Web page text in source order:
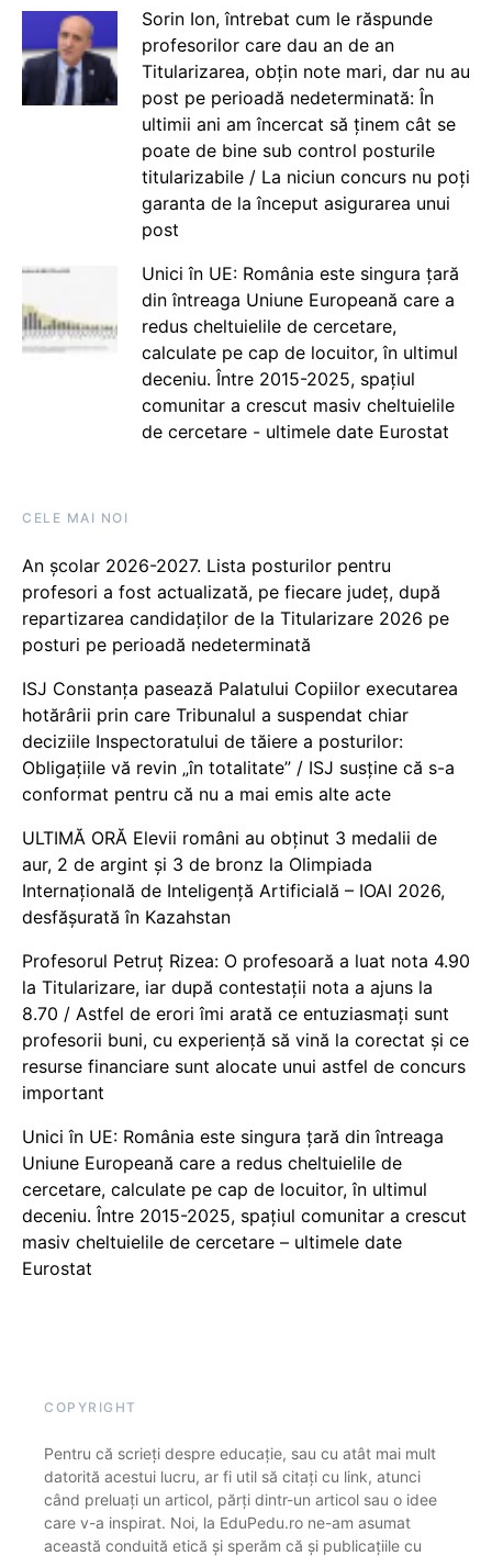
Sorin Ion, întrebat cum le răspunde
profesorilor care dau an de an
Titularizarea, obțin note mari, dar nu au
post pe perioadă nedeterminată: În
ultimii ani am încercat să ținem cât se
poate de bine sub control posturile
titularizabile / La niciun concurs nu poți
garanta de la început asigurarea unui
post
Unici în UE: România este singura țară
din întreaga Uniune Europeană care a
redus cheltuielile de cercetare,
calculate pe cap de locuitor, în ultimul
deceniu. Între 2015-2025, spațiul
comunitar a crescut masiv cheltuielile
de cercetare - ultimele date Eurostat
CELE MAI NOI
An școlar 2026-2027. Lista posturilor pentru
profesori a fost actualizată, pe fiecare județ, după
repartizarea candidaților de la Titularizare 2026 pe
posturi pe perioadă nedeterminată
ISJ Constanța pasează Palatului Copiilor executarea
hotărârii prin care Tribunalul a suspendat chiar
deciziile Inspectoratului de tăiere a posturilor:
Obligațiile vă revin „în totalitate” / ISJ susține că s-a
conformat pentru că nu a mai emis alte acte
ULTIMĂ ORĂ Elevii români au obținut 3 medalii de
aur, 2 de argint și 3 de bronz la Olimpiada
Internațională de Inteligență Artificială – IOAI 2026,
desfășurată în Kazahstan
Profesorul Petruț Rizea: O profesoară a luat nota 4.90
la Titularizare, iar după contestații nota a ajuns la
8.70 / Astfel de erori îmi arată ce entuziasmați sunt
profesorii buni, cu experiență să vină la corectat și ce
resurse financiare sunt alocate unui astfel de concurs
important
Unici în UE: România este singura țară din întreaga
Uniune Europeană care a redus cheltuielile de
cercetare, calculate pe cap de locuitor, în ultimul
deceniu. Între 2015-2025, spațiul comunitar a crescut
masiv cheltuielile de cercetare – ultimele date
Eurostat
COPYRIGHT
Pentru că scrieți despre educație, sau cu atât mai mult
datorită acestui lucru, ar fi util să citați cu link, atunci
când preluați un articol, părți dintr-un articol sau o idee
care v-a inspirat. Noi, la EduPedu.ro ne-am asumat
această conduită etică și sperăm că și publicațiile cu